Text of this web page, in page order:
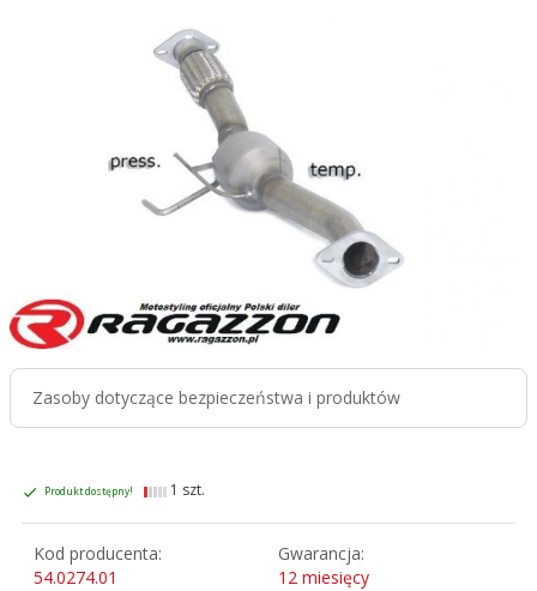
Zasoby dotyczące bezpieczeństwa i produktów
Produkt dostępny! 1 szt.
Kod producenta:
54.0274.01
Gwarancja:
12 miesięcy